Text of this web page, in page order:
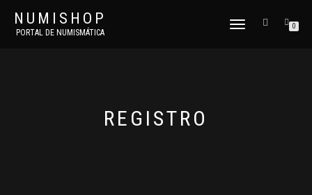
NUMISHOP
PORTAL DE NUMISMÁTICA
CAMBIAR
0
REGISTRO